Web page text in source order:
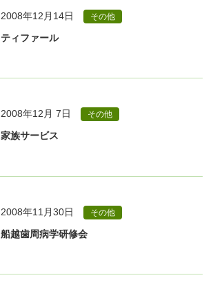
2008年12月14日 その他
ティファール
2008年12月 7日 その他
家族サービス
2008年11月30日 その他
船越歯周病学研修会